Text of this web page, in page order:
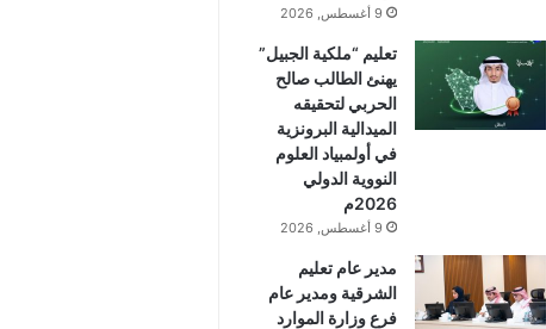
9 أغسطس, 2026
تعليم “ملكية الجبيل”
يهنئ الطالب صالح
الحربي لتحقيقه
الميدالية البرونزية
في أولمبياد العلوم
النووية الدولي
2026م
9 أغسطس, 2026
مدير عام تعليم
الشرقية ومدير عام
فرع وزارة الموارد